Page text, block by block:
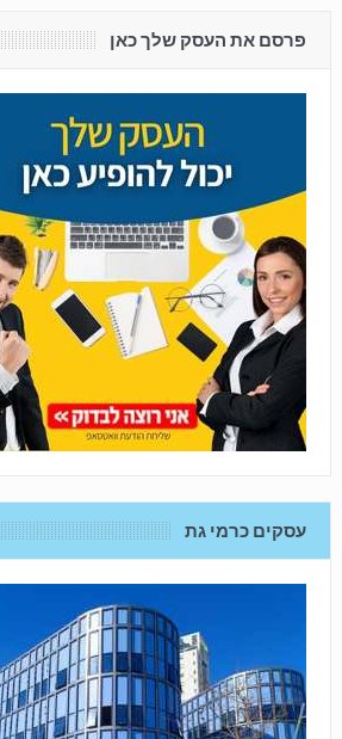
פרסם את העסק שלך כאן
עסקים כרמי גת